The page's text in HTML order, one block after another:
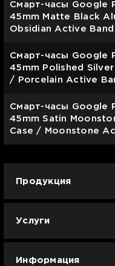
Смарт-часы Google
45mm Matte Black
Obsidian Active Band
Смарт-часы Google
45mm Polished Silver
/ Porcelain Active
Смарт-часы Google
45mm Satin
Case / Moonstone
Продукция
Apple б/у
Услуги
Информация